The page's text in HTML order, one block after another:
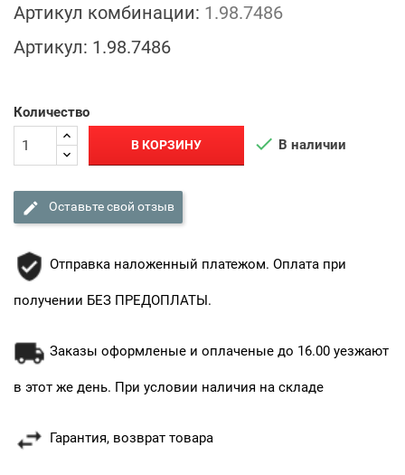
Артикул комбинации: 1.98.7486
Артикул: 1.98.7486
Количество
В КОРЗИНУ  В наличии
Оставьте свой отзыв
Отправка наложенный платежом. Оплата при
получении БЕЗ ПРЕДОПЛАТЫ.
Заказы оформленые и оплаченые до 16.00 уезжают
в этот же день. При условии наличия на складе
Гарантия, возврат товара